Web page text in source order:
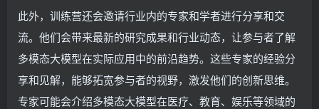
此外，训练营还会邀请行业内的专家和学者进行分享和交
流。他们会带来最新的研究成果和行业动态，让参与者了解
多模态大模型在实际应用中的前沿趋势。这些专家的经验分
享和见解，能够拓宽参与者的视野，激发他们的创新思维。
专家可能会介绍多模态大模型在医疗、教育、娱乐等领域的